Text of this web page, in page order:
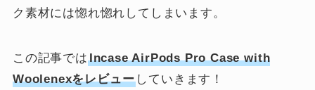
ク素材には惚れ惚れしてしまいます。
この記事ではIncase AirPods Pro Case with
Woolenexをレビュー していきます！